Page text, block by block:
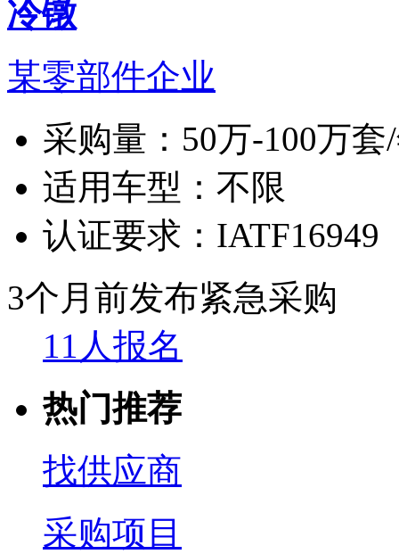
冷镦
某零部件企业
采购量： 50万-100万套
适用车型： 不限
认证要求： IATF16949
3个月前发布紧急采购
11人报名
热门推荐
找供应商
采购项目